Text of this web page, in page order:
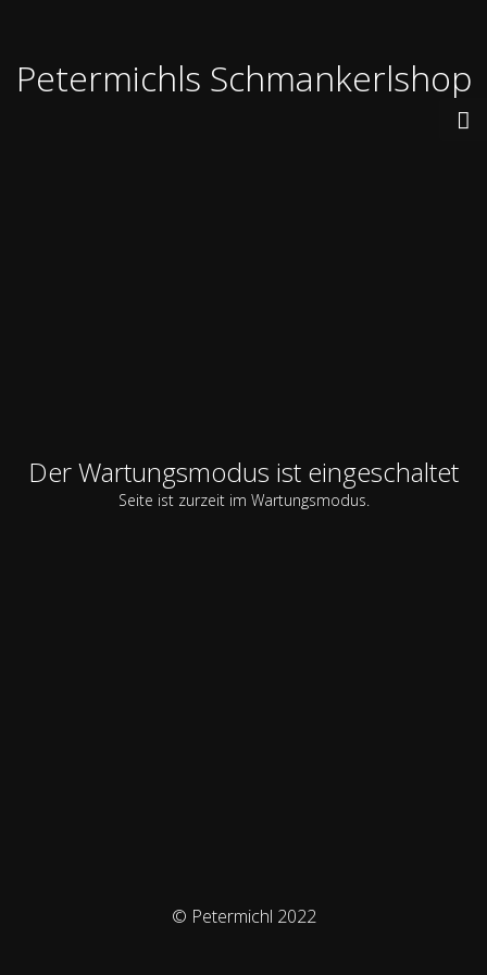
Petermichls Schmankerlshop
Der Wartungsmodus ist eingeschaltet
Seite ist zurzeit im Wartungsmodus.
© Petermichl 2022